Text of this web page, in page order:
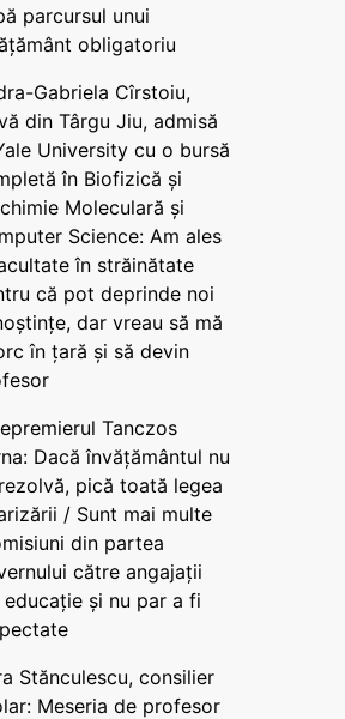
parcursul unui
obligatoriu
Gabriela Cîrstoiu,
din Târgu Jiu, admisă
University cu o bursă
în Biofizică și
Moleculară și
Science: Am ales
în străinătate
că pot deprinde noi
dar vreau să mă
în țară și să devin
Tanczos
Dacă învățământul nu
pică toată legea
/ Sunt mai multe
din partea
către angajații
educație și nu par a fi
Stănculescu, consilier
Meseria de profesor